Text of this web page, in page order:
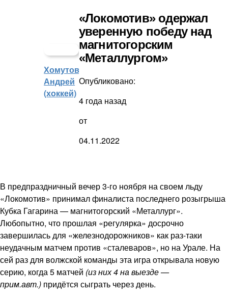
Хомутов
Андрей
(хоккей)
«Локомотив» одержал
уверенную победу над
магнитогорским
«Металлургом»
Опубликовано:
4 года назад
от
04.11.2022
В предпраздничный вечер 3-го ноября на своем льду
«Локомотив» принимал финалиста последнего розыгрыша
Кубка Гагарина — магнитогорский «Металлург».
Любопытно, что прошлая «регулярка» досрочно
завершилась для «железнодорожников» как раз-таки
неудачным матчем против «сталеваров», но на Урале. На
сей раз для волжской команды эта игра открывала новую
серию, когда 5 матчей (из них 4 на выезде —
прим.авт.) придётся сыграть через день.